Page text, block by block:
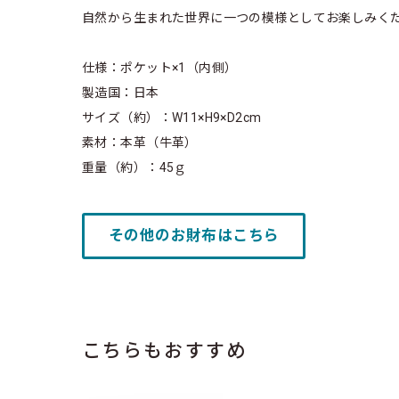
自然から生まれた世界に一つの模様としてお楽しみく
仕様：ポケット×1（内側）
製造国：日本
サイズ（約）：W11×H9×D2cm
素材：本革（牛革）
重量（約）：45ｇ
その他のお財布はこちら
こちらもおすすめ